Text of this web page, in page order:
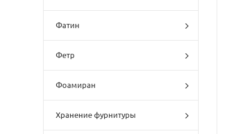
Фатин
Фетр
Фоамиран
Хранение фурнитуры